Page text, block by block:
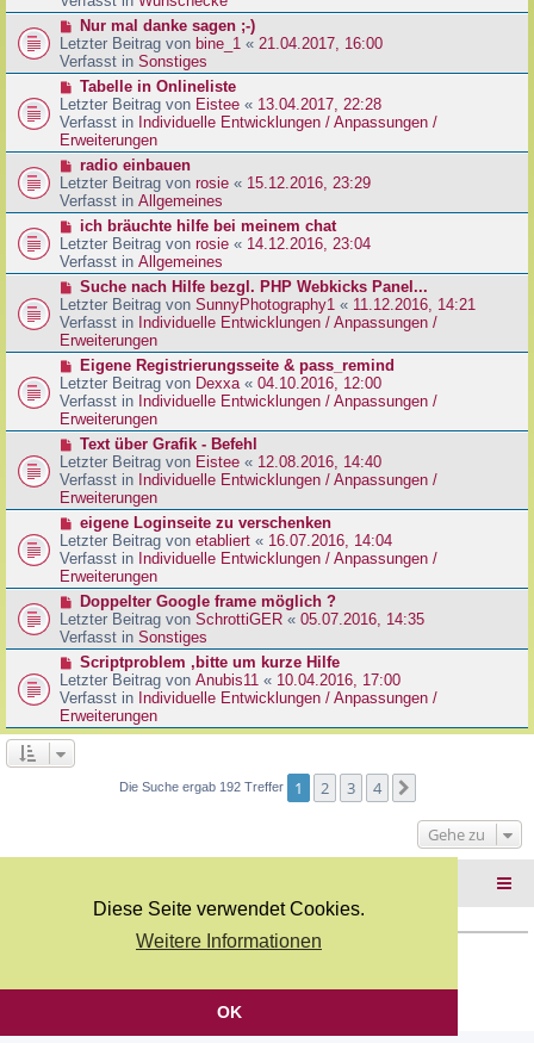
Diese Seite verwendet Cookies.
Weitere Informationen
OK
a
g
e
t
r
a
g
e
r
B
e
t
r
a
g
N
e
u
e
r
B
e
i
r
a
g
Nur mal danke sagen ;-)
Letzter Beitrag von bine_1 « 21.04.2017, 16:00
Verfasst in Sonstiges
N
e
u
e
r
B
e
i
r
a
g
Tabelle in Onlineliste
Letzter Beitrag von Eistee « 13.04.2017, 22:28
Verfasst in Individuelle Entwicklungen / Anpassungen /
Erweiterungen
N
e
u
e
r
B
e
t
r
a
g
radio einbauen
Letzter Beitrag von rosie « 15.12.2016, 23:29
Verfasst in Allgemeines
N
e
u
e
r
B
e
i
r
a
g
ich bräuchte hilfe bei meinem chat
Letzter Beitrag von rosie « 14.12.2016, 23:04
Verfasst in Allgemeines
N
e
u
e
r
B
e
i
t
a
g
Suche nach Hilfe bezgl. PHP Webkicks Panel...
Letzter Beitrag von SunnyPhotography1 « 11.12.2016, 14:21
Verfasst in Individuelle Entwicklungen / Anpassungen /
Erweiterungen
N
e
u
e
r
B
e
i
t
a
g
Eigene Registrierungsseite & pass_remind
Letzter Beitrag von Dexxa« 04.10.2016, 12:00
Verfasst in Individuelle Entwicklungen / Anpassungen /
Erweiterungen
N
e
u
e
r
B
e
i
t
a
g
Text über Grafik - Befehl
Letzter Beitrag von Eistee « 12.08.2016, 14:40
Verfasst in Individuelle Entwicklungen / Anpassungen /
Erweiterungen
N
e
u
e
r
B
e
i
r
a
g
eigene Loginseite zu verschenken
Letzter Beitrag von etabliert « 16.07.2016, 14:04
Verfasst in Individuelle Entwicklungen / Anpassungen /
Erweiterungen
N
e
u
e
r
B
e
i
t
r
Doppelter Google frame möglich ?
Letzter Beitrag von SchrottiGER « 05.07.2016, 14:35
Verfasst in Sonstiges
N
e
u
e
r
e
g
Scriptproblem ,bitte um kurze Hilfe
Letzter Beitrag von Anubis11 « 10.04.2016, 17:00
Verfasst in Individuelle Entwicklungen / Anpassungen /
Erweiterungen
Die Suche ergab 192 Treffer 1 2 3 4
Gehe zu
Deutsche Übersetzung durchphpBB.de